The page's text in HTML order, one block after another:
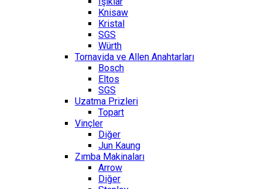
Knisaw
Kristal
SGS
Würth
Tornavida ve Allen Anahtarları
Bosch
Eltos
SGS
Uzatma Prizleri
Topart
Vinçler
Diğer
Jun Kaung
Zımba Makinaları
Arrow
Diğer